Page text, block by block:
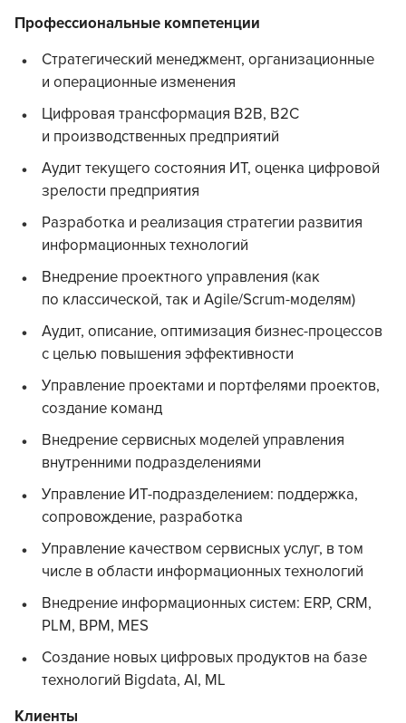
Профессиональные компетенции
Стратегический менеджмент, организационные
и операционные изменения
Цифровая трансформация B2B, B2C
и производственных предприятий
Аудит текущего состояния ИТ, оценка цифровой
зрелости предприятия
Разработка и реализация стратегии развития
информационных технологий
Внедрение проектного управления (как
по классической, так и Agile/Scrum-моделям)
Аудит, описание, оптимизация бизнес-процессов
с целью повышения эффективности
Управление проектами и портфелями проектов,
создание команд
Внедрение сервисных моделей управления
внутренними подразделениями
Управление ИТ-подразделением: поддержка,
сопровождение, разработка
Управление качеством сервисных услуг, в том
числе в области информационных технологий
Внедрение информационных систем: ERP, CRM,
PLM, BPM, MES
Создание новых цифровых продуктов на базе
технологий Bigdata, AI, ML
Клиенты